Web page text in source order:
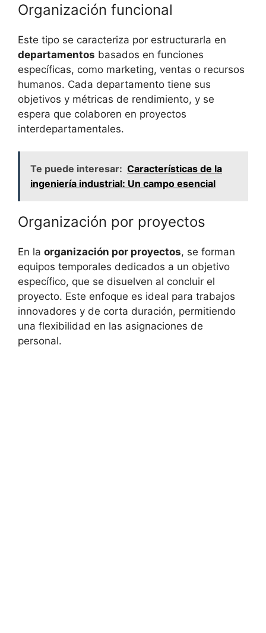
Organización funcional
Este tipo se caracteriza por estructurarla en
departamentos basados en funciones
específicas, como marketing, ventas o recursos
humanos. Cada departamento tiene sus
objetivos y métricas de rendimiento, y se
espera que colaboren en proyectos
interdepartamentales.
Te puede interesar: Características de la
ingeniería industrial: Un campo esencial
Organización por proyectos
En la organización por proyectos, se forman
equipos temporales dedicados a un objetivo
específico, que se disuelven al concluir el
proyecto. Este enfoque es ideal para trabajos
innovadores y de corta duración, permitiendo
una flexibilidad en las asignaciones de
personal.